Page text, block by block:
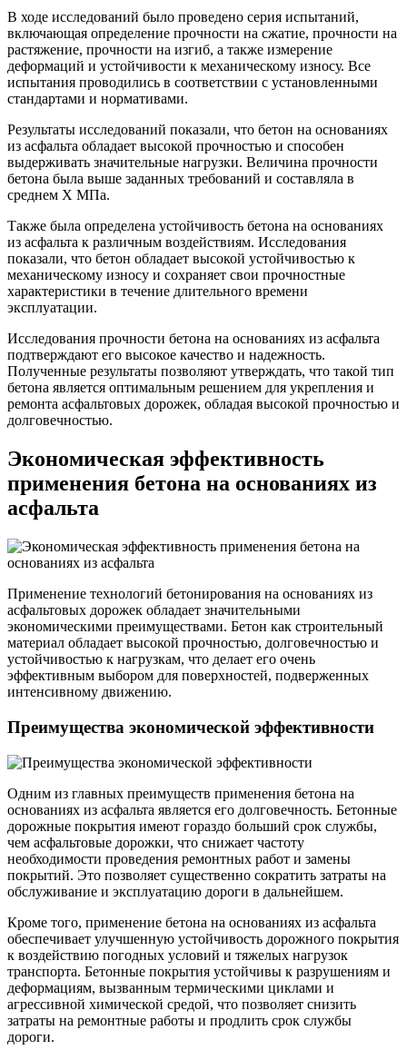
В ходе исследований было проведено серия испытаний,
включающая определение прочности на сжатие, прочности на
растяжение, прочности на изгиб, а также измерение
деформаций и устойчивости к механическому износу. Все
испытания проводились в соответствии с установленными
стандартами и нормативами.
Результаты исследований показали, что бетон на основаниях
из асфальта обладает высокой прочностью и способен
выдерживать значительные нагрузки. Величина прочности
бетона была выше заданных требований и составляла в
среднем Х МПа.
Также была определена устойчивость бетона на основаниях
из асфальта к различным воздействиям. Исследования
показали, что бетон обладает высокой устойчивостью к
механическому износу и сохраняет свои прочностные
характеристики в течение длительного времени
эксплуатации.
Исследования прочности бетона на основаниях из асфальта
подтверждают его высокое качество и надежность.
Полученные результаты позволяют утверждать, что такой тип
бетона является оптимальным решением для укрепления и
ремонта асфальтовых дорожек, обладая высокой прочностью и
долговечностью.
Экономическая эффективность
применения бетона на основаниях из
асфальта
Применение технологий бетонирования на основаниях из
асфальтовых дорожек обладает значительными
экономическими преимуществами. Бетон как строительный
материал обладает высокой прочностью, долговечностью и
устойчивостью к нагрузкам, что делает его очень
эффективным выбором для поверхностей, подверженных
интенсивному движению.
Преимущества экономической эффективности
Одним из главных преимуществ применения бетона на
основаниях из асфальта является его долговечность. Бетонные
дорожные покрытия имеют гораздо больший срок службы,
чем асфальтовые дорожки, что снижает частоту
необходимости проведения ремонтных работ и замены
покрытий. Это позволяет существенно сократить затраты на
обслуживание и эксплуатацию дороги в дальнейшем.
Кроме того, применение бетона на основаниях из асфальта
обеспечивает улучшенную устойчивость дорожного покрытия
к воздействию погодных условий и тяжелых нагрузок
транспорта. Бетонные покрытия устойчивы к разрушениям и
деформациям, вызванным термическими циклами и
агрессивной химической средой, что позволяет снизить
затраты на ремонтные работы и продлить срок службы
дороги.